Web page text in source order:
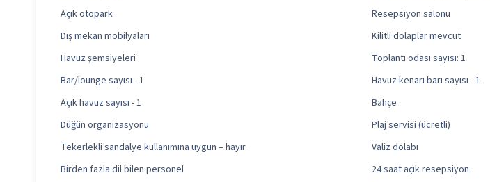
Açık otopark
Resepsiyon salonu
Dış mekan mobilyaları
Kilitli dolaplar mevcut
Havuz şemsiyeleri
Toplantı odası sayısı: 1
Bar/lounge sayısı - 1
Havuz kenarı barı sayısı - 1
Açık havuz sayısı - 1
Bahçe
Düğün organizasyonu
Plaj servisi (ücretli)
Tekerlekli sandalye kullanımına uygun – hayır
Valiz dolabı
Birden fazla dil bilen personel
24 saat açık resepsiyon